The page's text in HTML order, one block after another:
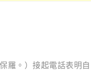
羅。）接起電話表明自